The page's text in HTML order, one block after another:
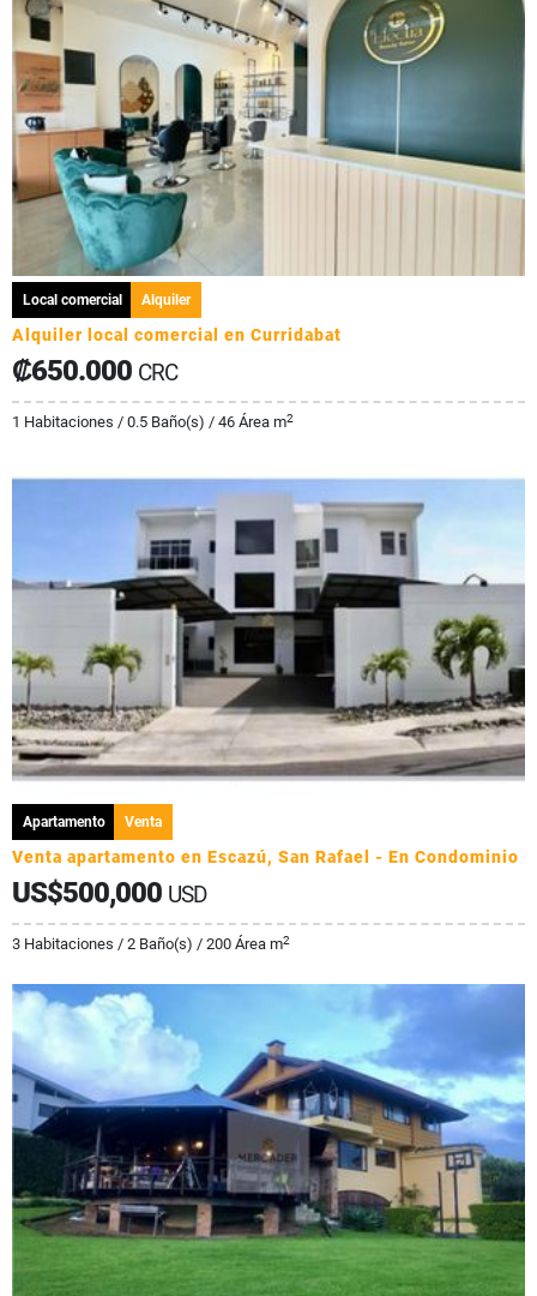
Local comercial Alquiler
Alquiler local comercial en Curridabat
₡650.000 CRC
1 Habitaciones / 0.5 Baño(s) / 46 Área m2
Apartamento Venta
Venta apartamento en Escazú, San Rafael - En Condominio
US$500,000 USD
3 Habitaciones / 2 Baño(s) / 200 Área m2